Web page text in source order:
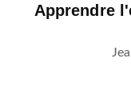
Apprendre